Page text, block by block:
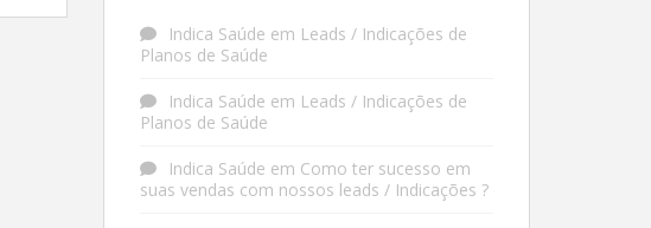
Indica Saúde em Leads / Indicações de
Planos de Saúde
Indica Saúde em Leads / Indicações de
Planos de Saúde
Indica Saúde em Como ter sucesso em
suas vendas com nossos leads / Indicações ?